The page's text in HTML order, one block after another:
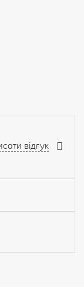
відгук